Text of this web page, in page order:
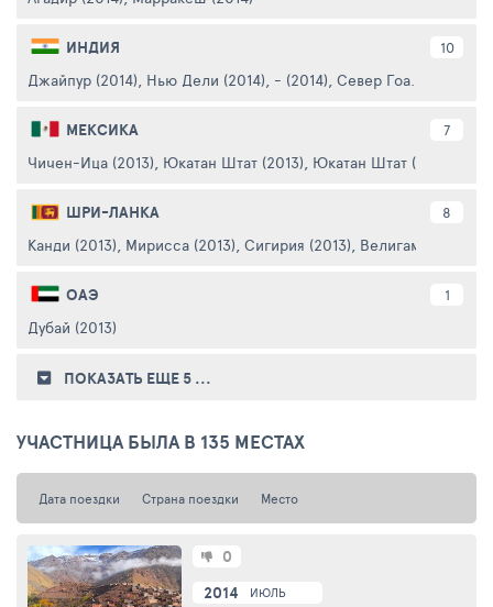
ИНДИЯ 10
Джайпур (2014), Нью Дели (2014), - (2014), Север Гоа. Арамболь
МЕКСИКА 7
Чичен-Ица (2013), Юкатан Штат (2013), Юкатан Штат (2013)
ШРИ-ЛАНКА 8
Канди (2013), Мирисса (2013), Сигирия (2013), Велигама (2013)
ОАЭ 1
Дубай (2013)
ПОКАЗАТЬ ЕЩЕ 5 ...
УЧАСТНИЦА БЫЛА В 135 МЕСТАХ
Дата поездки Страна поездки Место
2014 ИЮЛЬ
0